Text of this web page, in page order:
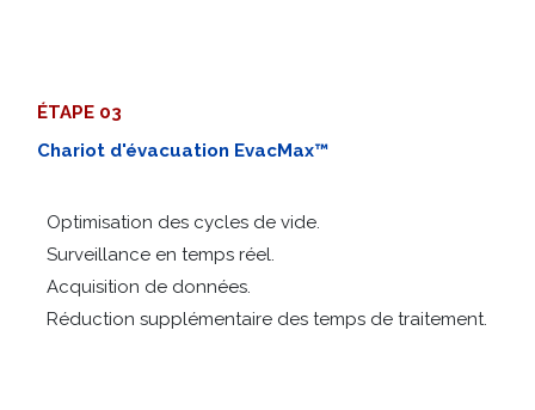
ÉTAPE 03
Chariot d'évacuation EvacMax™
Optimisation des cycles de vide.
Surveillance en temps réel.
Acquisition de données.
Réduction supplémentaire des temps de traitement.